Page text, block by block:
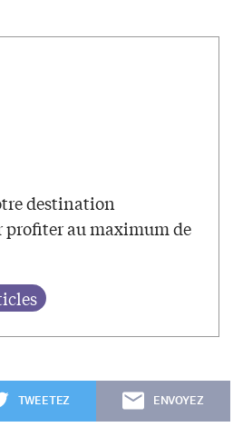
destination
profiter au maximum de
TWEETEZ ENVOYEZ